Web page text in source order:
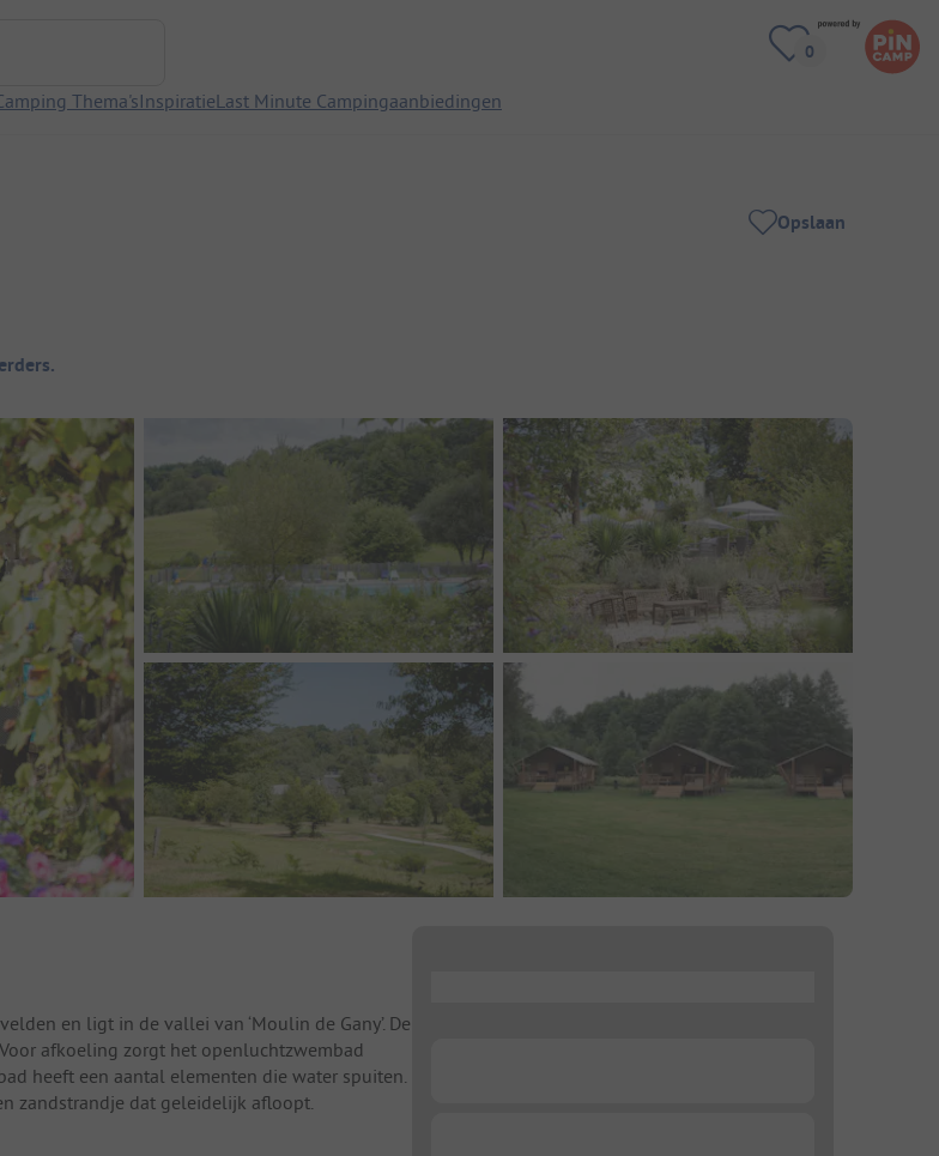
Thema'sInspiratieLast Minute Campingaanbiedingen
Opslaan
en ligt in de vallei van ‘Moulin de Gany’. De
afkoeling zorgt het openluchtzwembad
heeft een aantal elementen die water spuiten.
zandstrandje dat geleidelijk afloopt.